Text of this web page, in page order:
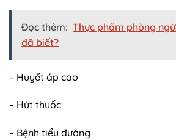
Đọc thêm: Thực phẩm phòng
đã biết?
– Huyết áp cao
– Hút thuốc
– Bệnh tiểu đường